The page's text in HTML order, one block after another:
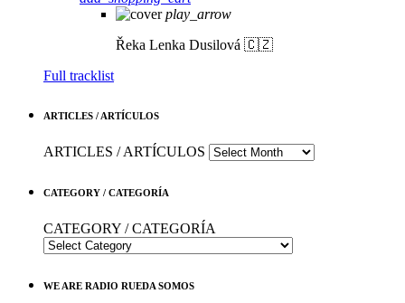
play_arrow
Řeka Lenka Dusilová 🇨🇿
Full tracklist
ARTICLES / ARTÍCULOS
ARTICLES / ARTÍCULOS
CATEGORY / CATEGORÍA
CATEGORY / CATEGORÍA
WE ARE RADIO RUEDA SOMOS